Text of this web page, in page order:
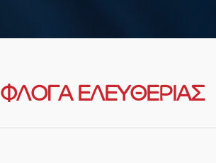
ΦΛΟΓΑ ΕΛΕΥΘΕΡΙΑΣ